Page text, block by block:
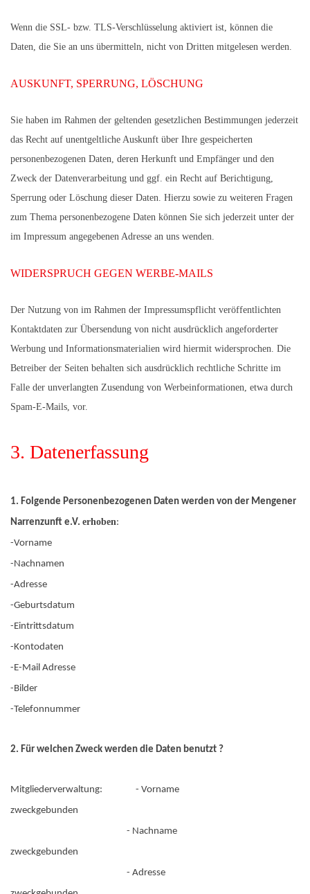
Wenn die SSL- bzw. TLS-Verschlüsselung aktiviert ist, können die
Daten, die Sie an uns übermitteln, nicht von Dritten mitgelesen werden.
AUSKUNFT, SPERRUNG, LÖSCHUNG
Sie haben im Rahmen der geltenden gesetzlichen Bestimmungen jederzeit
das Recht auf unentgeltliche Auskunft über Ihre gespeicherten
personenbezogenen Daten, deren Herkunft und Empfänger und den
Zweck der Datenverarbeitung und ggf. ein Recht auf Berichtigung,
Sperrung oder Löschung dieser Daten. Hierzu sowie zu weiteren Fragen
zum Thema personenbezogene Daten können Sie sich jederzeit unter der
im Impressum angegebenen Adresse an uns wenden.
WIDERSPRUCH GEGEN WERBE-MAILS
Der Nutzung von im Rahmen der Impressumspflicht veröffentlichten
Kontaktdaten zur Übersendung von nicht ausdrücklich angeforderter
Werbung und Informationsmaterialien wird hiermit widersprochen. Die
Betreiber der Seiten behalten sich ausdrücklich rechtliche Schritte im
Falle der unverlangten Zusendung von Werbeinformationen, etwa durch
Spam-E-Mails, vor.
3. Datenerfassung
1. Folgende Personenbezogenen Daten werden von der Mengener
Narrenzunft e.V. erhoben:
-Vorname
-Nachnamen
-Adresse
-Geburtsdatum
-Eintrittsdatum
-Kontodaten
-E-Mail Adresse
-Bilder
-Telefonnummer
2. Für welchen Zweck werden die Daten benutzt ?
Mitgliederverwaltung: - Vorname
zweckgebunden
- Nachname
zweckgebunden
- Adresse